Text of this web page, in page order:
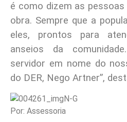
é como dizem as
obra. Sempre que a
eles, prontos para
anseios da
servidor em nome do
do DER, Nego Artner”,
Por: Assessoria